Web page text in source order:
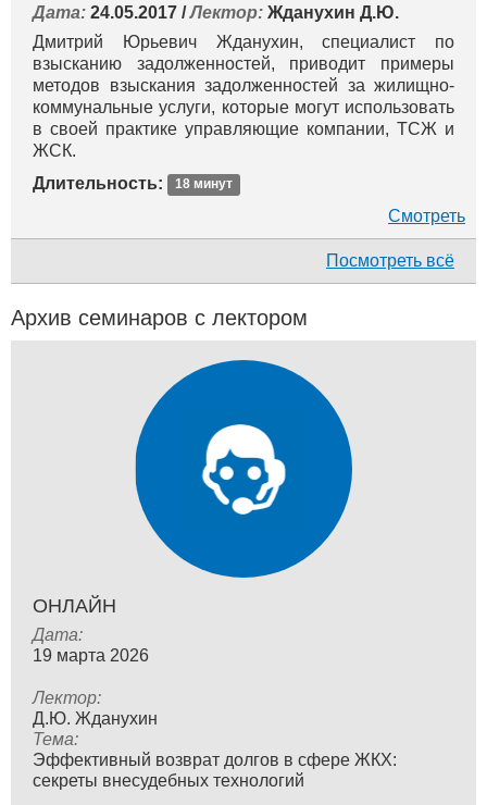
Дата: 24.05.2017 /Лектор: Жданухин Д.Ю.
Дмитрий Юрьевич Жданухин, специалист по
взысканию задолженностей, приводит примеры
методов взыскания задолженностей за жилищно-
коммунальные услуги, которые могут использовать
в своей практике управляющие компании, ТСЖ и
ЖСК.
Длительность:
18 минут
Смотреть
Посмотреть всё
Архив семинаров с лектором
ОНЛАЙН
Дата:
19 мартa 2026
Лектор:
Д.Ю. Жданухин
Тема:
Эффективный возврат долгов в сфере ЖКХ:
секреты внесудебных технологий